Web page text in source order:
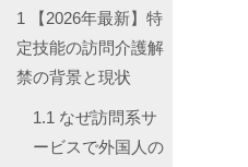
1
【2026年最新】特
定技能の訪問介護解
禁の背景と現状
1.1 なぜ訪問系サ
ービスで外国人の